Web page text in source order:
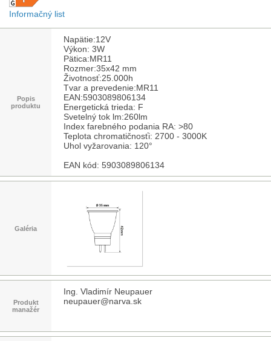
Informačný list
Popis
produktu
Napätie:12V
Výkon: 3W
Pätica:MR11
Rozmer:35x42 mm
Životnosť:25.000h
Tvar a prevedenie:MR11
EAN:5903089806134
Energetická trieda: F
Svetelný tok lm:260lm
Index farebného podania RA: >80
Teplota chromatičnosťi: 2700 - 3000K
Uhol vyžarovania: 120°
EAN kód: 5903089806134
Galéria
Produkt
manažér
Ing. Vladimír Neupauer
neupauer@narva.sk